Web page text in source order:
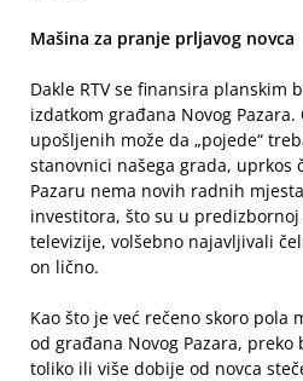
Mašina za pranje prljavog novca
Dakle RTV se finansira planskim
izdatkom građana Novog Pazara.
upošljenih može da „pojede“
stanovnici našega grada, uprkos
Pazaru nema novih radnih
investitora, što su u
televizije, volšebno najavljivali
on lično.
Kao što je već rečeno skoro pola
od građana Novog Pazara, preko
toliko ili više dobije od novca